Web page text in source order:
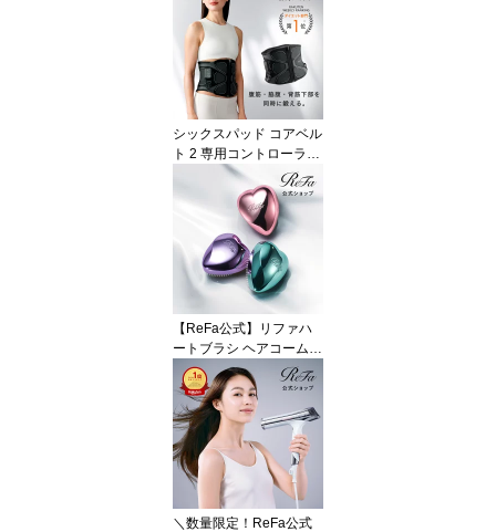
アイロン コテ プレゼン
ト ギフト 無料保証 ツヤ
傷みにくい ダメージレス
ヘアケア 誕生日 記念日
湿気 MTG 365日ダメー
ジレス
シックスパッド コアベル
ト 2 専用コントローラー
付 公式ストア SIXPAD 腹
筋 体幹 背筋 ながらトレ
ーニング EMS シックス
パッド 父の日 ギフト プ
レゼント
【ReFa公式】リファハ
ートブラシ ヘアコーム
くし ツヤ ヘアブラシ 持
ち運び コンパクト 人気
ヘアケア プチギフト 絡
まない 艶髪 彼女 妻 女性
ギフト 誕生日 プレゼン
ト 卒業 入学 姪 娘 旅行
ライブ 銭湯 退職 就職 祝
い
＼数量限定！ReFa公式